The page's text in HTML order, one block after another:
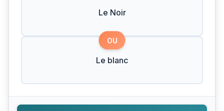
Le Noir
OU
Le blanc